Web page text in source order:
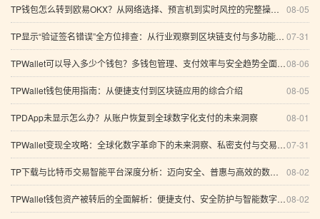
08-05
TP钱包怎么转到欧易OKX？从网络选择、预言机到实时风控的完整操作指南
07-31
TP显示“验证签名错误”全方位排查：从行业观察到区块链支付与多功能数字钱包的系统性解析
08-06
TPWallet可以导入多少个钱包？多钱包管理、支付效率与安全趋势全面解析
08-05
TPWallet钱包使用指南：从便捷支付到区块链应用的综合介绍
08-01
TPDApp未显示怎么办？从账户恢复到全球数字化支付的未来洞察
07-31
TPWallet变现全攻略：全球化数字革命下的未来洞察、私密支付与交易透明
08-02
TP下载与比特币交易智能平台深度分析：迈向安全、普惠与高效的数字资产未来
08-02
TPWallet钱包资产被转后的全面解析：便捷支付、安全防护与智能数字资产管理